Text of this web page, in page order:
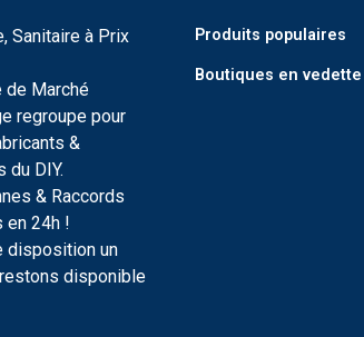
Sanitaire à Prix
de Marché
regroupe pour
&
du DIY.
& Raccords
en 24h !
disposition un
disponible
Produits populaires
Boutiques en vedette